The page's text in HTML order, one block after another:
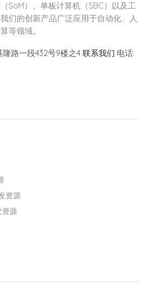
SoM）、单板计算机（SBC）以及工
们的创新产品广泛应用于自动化、人
等领域。
隆路一段432号9楼之4 联系我们 电话:
资源
资源